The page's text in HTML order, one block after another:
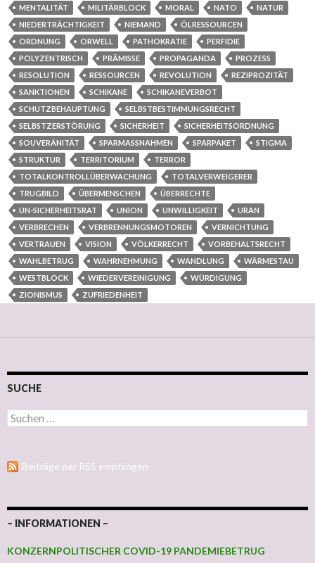
MENTALITÄT MILITÄRBLOCK MORAL NATO
NATUR
NIEDERTRÄCHTIGKEIT
NIEMAND
ÖLRESSOURCEN
ORDNUNG
ORWELL PATHOKRATIE
PERFIDIE
POLYZENTRISCH
PRÄMISSE PROPAGANDA
PROZESS
RESOLUTION
RESSOURCEN REVOLUTION
REZIPROZITÄT
SANKTIONEN
SCHIKANE
SCHIKANEVERBOT
SCHUTZBEHAUPTUNG
SELBSTBESTIMMUNGSRECHT
SELBSTZERSTÖRUNG
SICHERHEIT
SICHERHEITSORDNUNG
SOUVERÄNITÄT
SPARMASSNAHMEN SPARPAKET
STIGMA
STRUKTUR
TERRITORIUM
TERROR
TOTALKONTROLLÜBERWACHUNG
TOTALVERWEIGERER
TRUGBILD
ÜBERMENSCHEN
ÜBERRECHTE
UN-SICHERHEITSRAT
UNION UNWILLIGKEIT
URAN
VERBRECHEN
VERBRENNUNGSMOTOREN
VERNICHTUNG
VERTRAUEN
VISION VÖLKERRECHT
VORBEHALTSRECHT
WAHLBETRUG
WAHRNEHMUNG WANDLUNG
WÄRMESTAU
WESTBLOCK
WIEDERVEREINIGUNG
WÜRDIGUNG
ZIONISMUS
ZUFRIEDENHEIT
SUCHE
Suchen nach:
Beiträge per RSS empfangen
– INFORMATIONEN –
KONZERNPOLITISCHER COVID-19 PANDEMIEBETRUG